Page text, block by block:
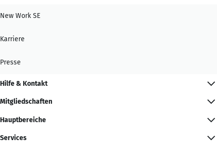
New Work SE
Karriere
Presse
Hilfe & Kontakt
Mitgliedschaften
Hauptbereiche
Services